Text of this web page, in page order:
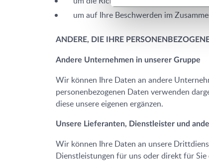
um auf Ihre Beschwerden im
ANDERE, DIE IHRE
Andere Unternehmen in unserer Gruppe
Wir können Ihre Daten an andere
personenbezogenen Daten verwenden
diese unsere eigenen ergänzen.
Unsere Lieferanten, Dienstleister und
Wir können Ihre Daten an unsere
Dienstleistungen für uns oder direkt für Sie